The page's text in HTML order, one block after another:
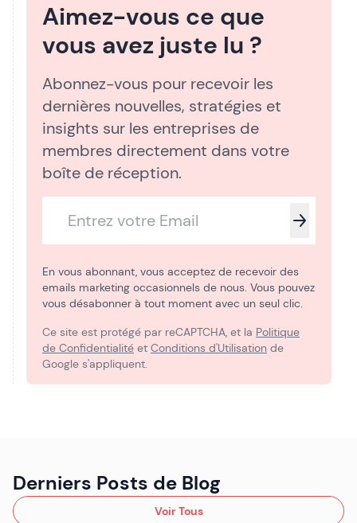
Aimez-vous ce que
vous avez juste lu ?
Abonnez-vous pour recevoir les
dernières nouvelles, stratégies et
insights sur les entreprises de
membres directement dans votre
boîte de réception.
En vous abonnant, vous acceptez de recevoir des
emails marketing occasionnels de nous. Vous pouvez
vous désabonner à tout moment avec un seul clic.
Ce site est protégé par reCAPTCHA, et la Politique
de Confidentialité et Conditions d'Utilisation de
Google s'appliquent.
Derniers Posts de Blog
Voir Tous